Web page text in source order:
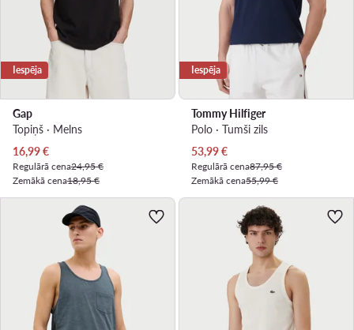
Iespēja
Gap
Topiņš · Melns
Pašreizējā cena
16,99€
Regulārā cena24,95 €
Zemākā cena18,95 €
Iespēja
Tommy Hilfiger
Polo · Tumši zils
Pašreizējā cena
53,99€
Regulārā cena87,95 €
Zemākā cena55,99 €